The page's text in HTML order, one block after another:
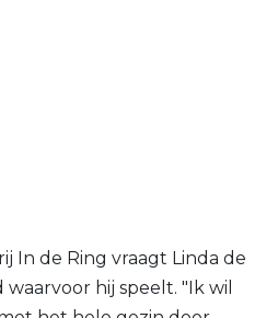
In de Ring vraagt Linda de
hij speelt. "Ik wil